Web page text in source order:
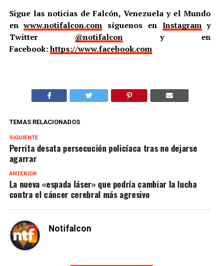
Sigue las noticias de Falcón, Venezuela y el Mundo
enwww.notifalcon.com síguenos en Instagramy
Twitter @notifalcony en
Facebook:https://www.facebook.com
TEMAS RELACIONADOS
SIGUIENTE
Perrita desata persecución policíaca tras no dejarse
agarrar
ANTERIOR
La nueva «espada láser» que podría cambiar la lucha
contra el cáncer cerebral más agresivo
Notifalcon